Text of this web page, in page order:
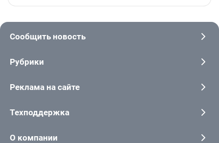
Сообщить новость
Рубрики
Реклама на сайте
Техподдержка
О компании